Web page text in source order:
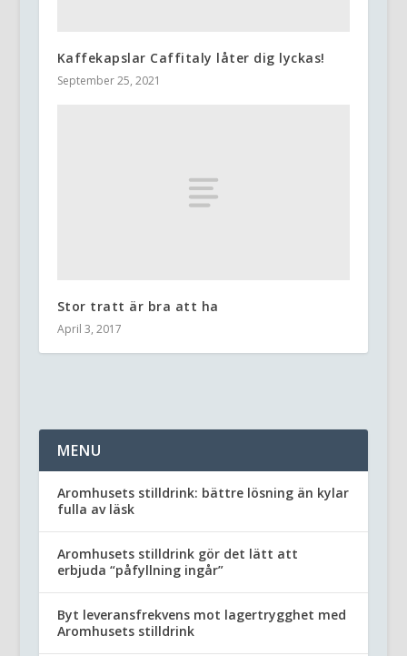
Kaffekapslar Caffitaly låter dig lyckas!
September 25, 2021
Stor tratt är bra att ha
April 3, 2017
MENU
Aromhusets stilldrink: bättre lösning än kylar
fulla av läsk
Aromhusets stilldrink gör det lätt att
erbjuda “påfyllning ingår”
Byt leveransfrekvens mot lagertrygghet med
Aromhusets stilldrink